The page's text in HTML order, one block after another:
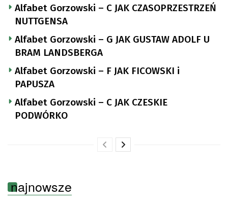
Alfabet Gorzowski – C JAK CZASOPRZESTRZEŃ
NUTTGENSA
Alfabet Gorzowski – G JAK GUSTAW ADOLF U
BRAM LANDSBERGA
Alfabet Gorzowski – F JAK FICOWSKI i
PAPUSZA
Alfabet Gorzowski – C JAK CZESKIE
PODWÓRKO
najnowsze